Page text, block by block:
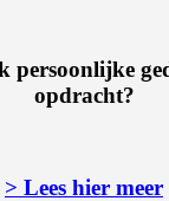
persoonlijke
opdracht?
> Lees hier meer